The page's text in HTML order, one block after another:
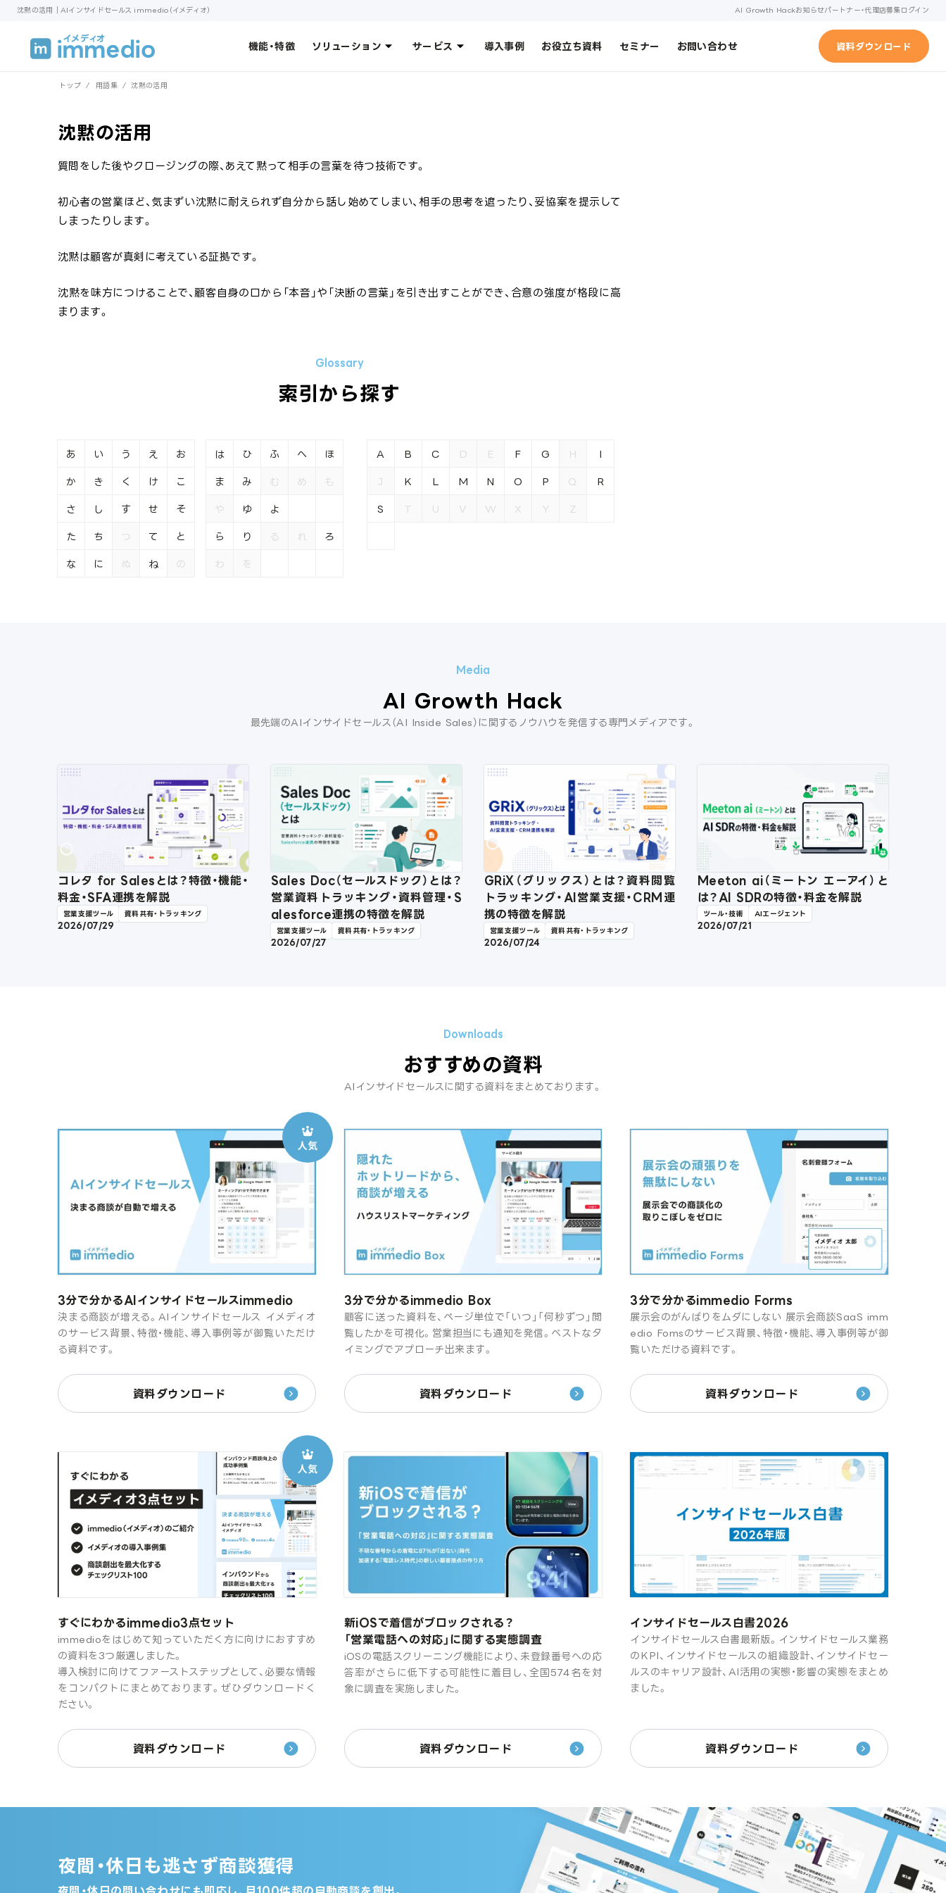
沈黙の活用｜AIインサイドセールス immedio（イメディオ） AI Growth Hackお知らせパートナー・代理店募集ログイン
機能・特徴 ソリューション サービス 導入事例 お役立ち資料 セミナー お問い合わせ 資料ダウンロード
トップ / 用語集 / 沈黙の活用
沈黙の活用
質問をした後やクロージングの際、あえて黙って相手の言葉を待つ技術です。
初心者の営業ほど、気まずい沈黙に耐えられず自分から話し始めてしまい、相手の思考を遮ったり、妥協案を提示して
しまったりします。
沈黙は顧客が真剣に考えている証拠です。
沈黙を味方につけることで、顧客自身の口から「本音」や「決断の言葉」を引き出すことができ、合意の強度が格段に高
まります。
索引から探す
あ い う え お
か き く け こ
さ し す せ そ
た ち つ て と
な に ぬ ね の
は ひ ふ へ ほ
ま み む め も
や ゆ よ
ら り る れ ろ
わ を
A B C D E F G H I
J K L M N O P Q R
S T U V W X Y Z
AI Growth Hack
最先端のAIインサイドセールス（AI Inside Sales）に関するノウハウを発信する専門メディアです。
コレタ for Salesとは？特徴・機能・
料金・SFA連携を解説
営業支援ツール 資料共有・トラッキング
2026/07/29
Sales Doc（セールスドック）とは？
営業資料トラッキング・資料管理・S
alesforce連携の特徴を解説
営業支援ツール 資料共有・トラッキング
2026/07/27
GRiX（グリックス）とは？資料閲覧
トラッキング・AI営業支援・CRM連
携の特徴を解説
営業支援ツール 資料共有・トラッキング
2026/07/24
Meeton ai（ミートン エーアイ）と
は？AI SDRの特徴・料金を解説
ツール・技術 AIエージェント
2026/07/21
おすすめの資料
AIインサイドセールスに関する資料をまとめております。
3分で分かるAIインサイドセールスimmedio
決まる商談が増える。AIインサイドセールス イメディオ
のサービス背景、特徴・機能、導入事例等が御覧いただけ
る資料です。
資料ダウンロード
3分で分かるimmedio Box
顧客に送った資料を、ページ単位で「いつ」「何秒ずつ」閲
覧したかを可視化。営業担当にも通知を発信。ベストなタ
イミングでアプローチ出来ます。
資料ダウンロード
3分で分かるimmedio Forms
展示会のがんばりをムダにしない 展示会商談SaaS imm
edio Fomsのサービス背景、特徴・機能、導入事例等が御
覧いただける資料です。
資料ダウンロード
すぐにわかるimmedio3点セット
immedioをはじめて知っていただく方に向けにおすすめ
の資料を3つ厳選しました。
導入検討に向けてファーストステップとして、必要な情報
をコンパクトにまとめております。ぜひダウンロードく
ださい。
資料ダウンロード
新iOSで着信がブロックされる？
「営業電話への対応」に関する実態調査
iOSの電話スクリーニング機能により、未登録番号への応
答率がさらに低下する可能性に着目し、全国574名を対
象に調査を実施しました。
資料ダウンロード
インサイドセールス白書2026
インサイドセールス白書最新版。インサイドセールス業務
のKPI、インサイドセールスの組織設計、インサイドセー
ルスのキャリア設計、AI活用の実態・影響の実態をまとめ
ました。
資料ダウンロード
夜間・休日も逃さず商談獲得